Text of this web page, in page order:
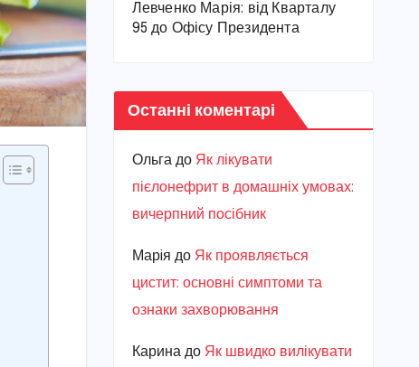
Левченко Марія: від Кварталу
95 до Офісу Президента
Останні коментарі
Ольгадо Як лікувати
пієлонефрит в домашніх умовах:
вичерпний посібник
Марiя до Як проявляється
цистит: основні симптоми та
ознаки захворювання
Каринадо Як швидко вилікувати